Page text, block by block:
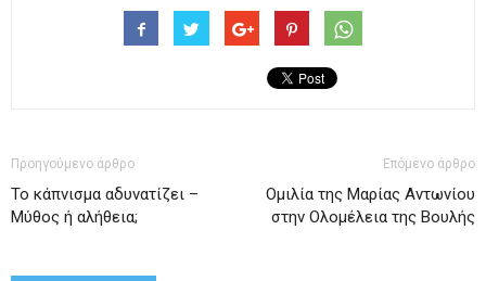
Προηγούμενο άρθρο
Το κάπνισμα αδυνατίζει –
Μύθος ή αλήθεια;
Επόμενο άρθρο
Ομιλία της Μαρίας Αντωνίου
στην Ολομέλεια της Βουλής